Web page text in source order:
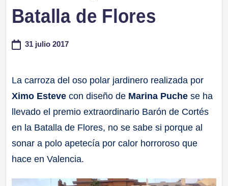
Batalla de Flores
31 julio 2017
La carroza del oso polar jardinero realizada por
Ximo Esteve con diseño de Marina Puche se ha
llevado el premio extraordinario Barón de Cortés
en la Batalla de Flores, no se sabe si porque al
sonar a polo apetecía por calor horroroso que
hace en Valencia.